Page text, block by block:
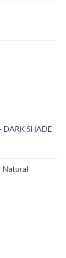
DARK SHADE
Natural